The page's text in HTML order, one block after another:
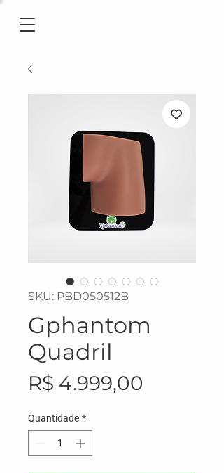
SKU: PBD050512B
Gphantom
Quadril
R$ 4.999,00
Quantidade *